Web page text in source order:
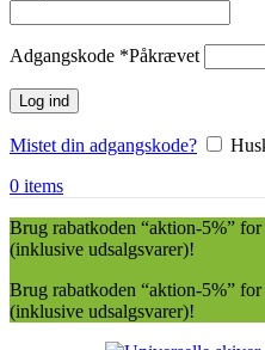
Adgangskode *Påkrævet
Log ind
Mistet din adgangskode?
0 items
Brug rabatkoden “aktion-5%”
(inklusive udsalgsvarer)!
Brug rabatkoden “aktion-5%”
(inklusive udsalgsvarer)!